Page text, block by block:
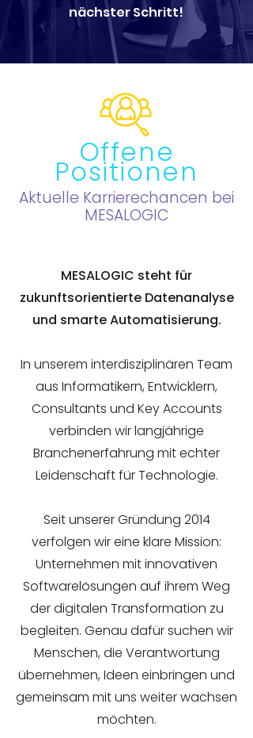
nächster Schritt!
Offene
Positionen
Aktuelle Karrierechancen bei
MESALOGIC
MESALOGIC steht für
zukunftsorientierte Datenanalyse
und smarte Automatisierung.
In unserem interdisziplinären Team
aus Informatikern, Entwicklern,
Consultants und Key Accounts
verbinden wir langjährige
Branchenerfahrung mit echter
Leidenschaft für Technologie.
Seit unserer Gründung 2014
verfolgen wir eine klare Mission:
Unternehmen mit innovativen
Softwarelösungen auf ihrem Weg
der digitalen Transformation zu
begleiten. Genau dafür suchen wir
Menschen, die Verantwortung
übernehmen, Ideen einbringen und
gemeinsam mit uns weiter wachsen
möchten.